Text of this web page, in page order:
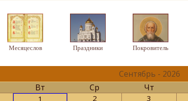
Месяцеслов Праздники Покровитель
Сентябрь - 2026
Вт Ср Чт
1 2
3